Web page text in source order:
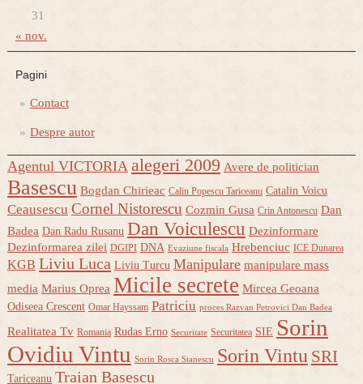
31
« nov.
Pagini
Contact
Despre autor
Agentul VICTORIA alegeri 2009 Avere de politician
Basescu Bogdan Chirieac Calin Popescu Tariceanu Catalin Voicu
Ceausescu Cornel Nistorescu Cozmin Gusa Crin Antonescu Dan
Badea Dan Radu Rusanu Dan Voiculescu Dezinformare
Dezinformarea zilei DGIPI DNA Evaziune fiscala Hrebenciuc ICE Dunarea
KGB Liviu Luca Liviu Turcu Manipulare manipulare mass
media Marius Oprea Micile secrete Mircea Geoana
Odiseea Crescent Omar Hayssam Patriciu proces Razvan Petrovici Dan Badea
Realitatea Tv Romania Rudas Erno Securitate Securitatea SIE Sorin
Ovidiu Vintu Sorin Rosca Stanescu Sorin Vintu SRI
Tariceanu Traian Basescu